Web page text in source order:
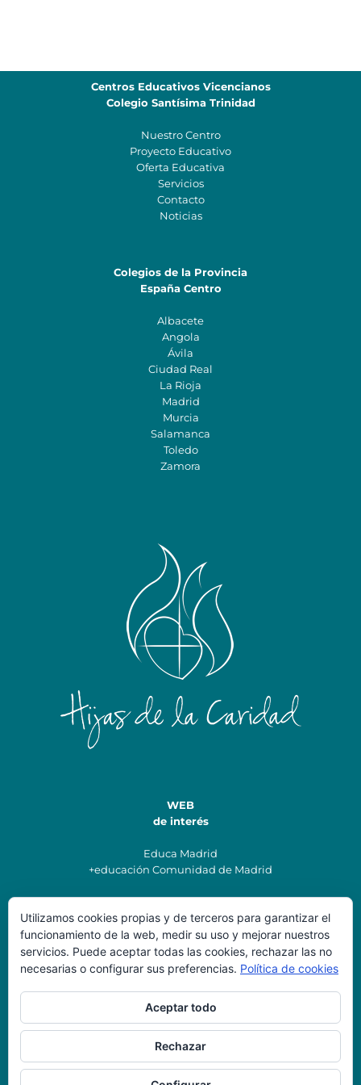
Centros Educativos Vicencianos
Colegio Santísima Trinidad
Nuestro Centro
Proyecto Educativo
Oferta Educativa
Servicios
Contacto
Noticias
Colegios de la Provincia
España Centro
Albacete
Angola
Ávila
Ciudad Real
La Rioja
Madrid
Murcia
Salamanca
Toledo
Zamora
WEB
de interés
Educa Madrid
+educación Comunidad de Madrid
Datos de
Contacto
Colegio Santísima Trinidad
secretaria@colegiostrinidadvillalba.es
Teléfonos: 91 85 00 220
Dirección: C/ Morales Antuñano, 7, Collado Villalba, 28400,
Madrid
Utilizamos cookies propias y de terceros para garantizar el
funcionamiento de la web, medir su uso y mejorar nuestros
servicios. Puede aceptar todas las cookies, rechazar las no
necesarias o configurar sus preferencias. Política de cookies
Aceptar todo
Rechazar